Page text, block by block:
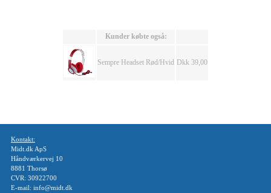
Kunder købte også:
Sempre Headset Rød/Hvid Dkk 39,00
Kontakt:
Midt.dk ApS
Håndværkervej 10
8881 Thorsø
CVR: 30922700
E-mail: info@midt.dk